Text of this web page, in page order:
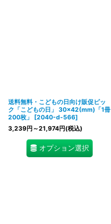
送料無料・こどもの日向け販促ピッ
ク「こどもの日」 30×42(mm)「1冊
200枚」
[2040-d-566]
3,239円 ～21,974円(税込)
オプション選択